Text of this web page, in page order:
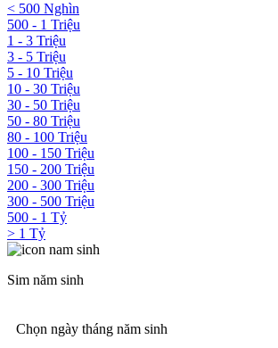
< 500 Nghìn
500 - 1 Triệu
1 - 3 Triệu
3 - 5 Triệu
5 - 10 Triệu
10 - 30 Triệu
30 - 50 Triệu
50 - 80 Triệu
80 - 100 Triệu
100 - 150 Triệu
150 - 200 Triệu
200 - 300 Triệu
300 - 500 Triệu
500 - 1 Tỷ
> 1 Tỷ
Sim năm sinh
Chọn ngày tháng năm sinh